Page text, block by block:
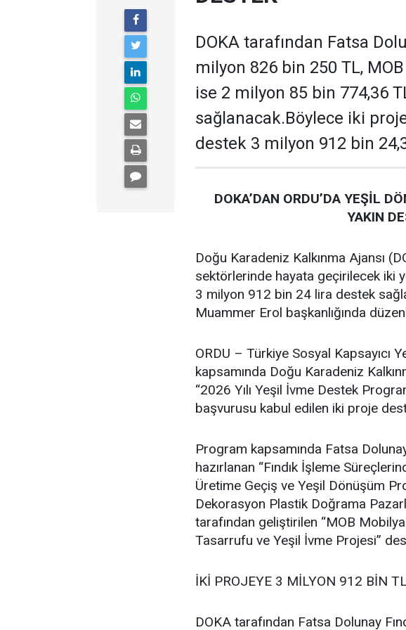
DOKA tarafından Fatsa
milyon 826 bin 250 TL,
ise 2 milyon 85 bin 774,36
sağlanacak.Böylece iki
destek 3 milyon 912 bin
DOKA’DAN ORDU’DA YEŞİL
YAKIN
Doğu Karadeniz Kalkınma Ajansı
sektörlerinde hayata geçirilecek iki
3 milyon 912 bin 24 lira destek
Muammer Erol başkanlığında
ORDU – Türkiye Sosyal Kapsayıcı
kapsamında Doğu Karadeniz
“2026 Yılı Yeşil İvme Destek
başvurusu kabul edilen iki proje
Program kapsamında Fatsa
hazırlanan “Fındık İşleme
Üretime Geçiş ve Yeşil Dönüşüm
Dekorasyon Plastik Doğrama
tarafından geliştirilen “MOB
Tasarrufu ve Yeşil İvme Projesi”
İKİ PROJEYE 3 MİLYON 912 BİN
DOKA tarafından Fatsa Dolunay